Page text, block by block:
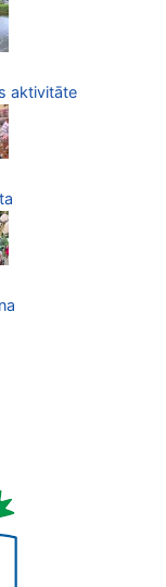
aktivitāte